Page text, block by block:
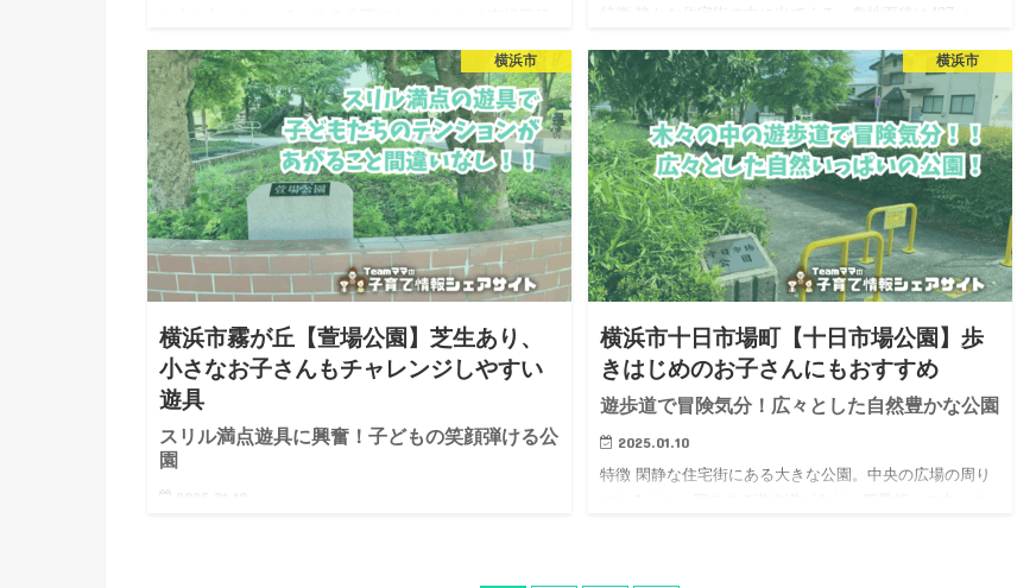
設された公共施設も近いです。 公園には遊具エリアとフ
リースペ…
特徴 静かな住宅街の中に出てくる、敷地面積は427㎡
ーの門がつけられているうえ、門の周りは柵で囲われて
います。また、沿道の交通量も少ないように思います。
入口の正面には…
横浜市
横浜市霧が丘【萱場公園】芝生あり、
小さなお子さんもチャレンジしやすい
遊具
スリル満点遊具に興奮！子どもの笑顔弾ける公
園
す。幼稚園が終わる午後にはたくさんの親子がこの公園
横浜市
横浜市十日市場町【十日市場公園】歩
きはじめのお子さんにもおすすめ
遊歩道で冒険気分！広々とした自然豊かな公園
2025.01.10
特徴 閑静な住宅街にある大きな公園。中央の広場の周り